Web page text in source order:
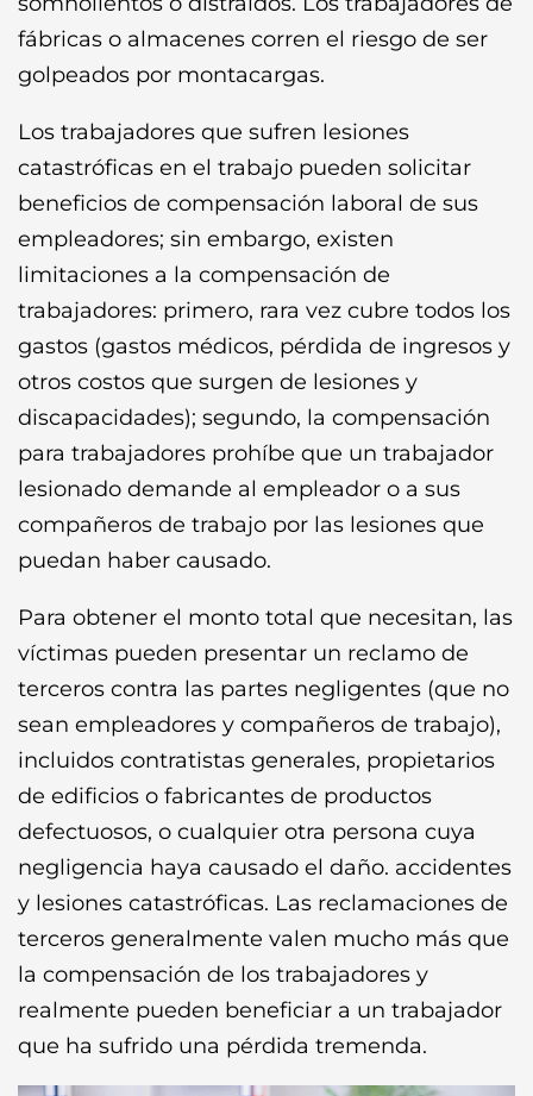
fábricas o almacenes corren el riesgo de ser
golpeados por montacargas.
Los trabajadores que sufren lesiones
catastróficas en el trabajo pueden solicitar
beneficios de compensación laboral de sus
empleadores; sin embargo, existen
limitaciones a la compensación de
trabajadores: primero, rara vez cubre todos los
gastos (gastos médicos, pérdida de ingresos y
otros costos que surgen de lesiones y
discapacidades); segundo, la compensación
para trabajadores prohíbe que un trabajador
lesionado demande al empleador o a sus
compañeros de trabajo por las lesiones que
puedan haber causado.
Para obtener el monto total que necesitan, las
víctimas pueden presentar un reclamo de
terceros contra las partes negligentes (que no
sean empleadores y compañeros de trabajo),
incluidos contratistas generales, propietarios
de edificios o fabricantes de productos
defectuosos, o cualquier otra persona cuya
negligencia haya causado el daño. accidentes
y lesiones catastróficas. Las reclamaciones de
terceros generalmente valen mucho más que
la compensación de los trabajadores y
realmente pueden beneficiar a un trabajador
que ha sufrido una pérdida tremenda.